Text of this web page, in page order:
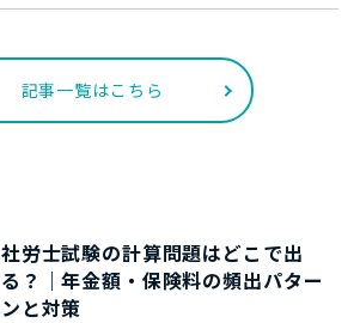
記事一覧はこちら
社労士試験の計算問題はどこで出
る？｜年金額・保険料の頻出パター
ンと対策